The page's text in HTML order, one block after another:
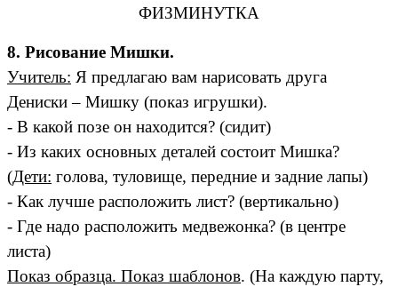
ФИЗМИНУТКА
8. Рисование Мишки.
Учитель: Я предлагаю вам нарисовать друга
Дениски – Мишку (показ игрушки).
- В какой позе он находится? (сидит)
- Из каких основных деталей состоит Мишка?
(Дети: голова, туловище, передние и задние лапы)
- Как лучше расположить лист? (вертикально)
- Где надо расположить медвежонка? (в центре
листа)
Показ образца. Показ шаблонов. (На каждую парту,